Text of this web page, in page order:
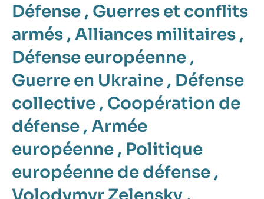
Défense , Guerres et conflits
armés , Alliances militaires ,
Défense européenne ,
Guerre en Ukraine , Défense
collective , Coopération de
défense , Armée
européenne , Politique
européenne de défense ,